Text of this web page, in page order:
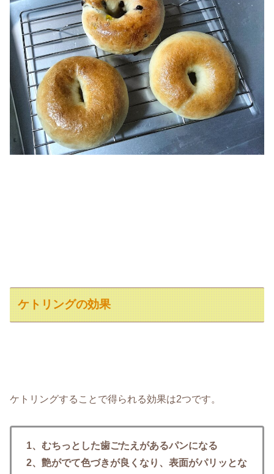
ケトリングの効果
ケトリングすることで得られる効果は2つです。
1、むちっとした歯ごたえがあるパンになる
2、艶がでて色づきが良くなり、表面がパリッとな